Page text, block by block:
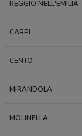
REGGIO NELL'EMILIA
CARPI
CENTO
MIRANDOLA
MOLINELLA